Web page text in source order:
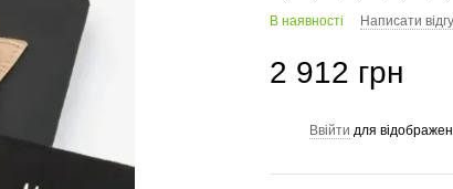
В наявності Написати
2 912 грн
Ввійти для